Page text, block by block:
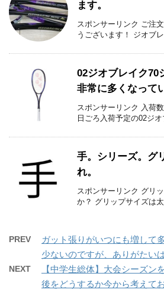
ます。
スポンサーリンク ご注
うございます！ ジオブレ
02ジオブレイク
非常に多くなって
スポンサーリンク 入荷
日ごろ入荷予定の02ジオ
手。シリーズ。グ
れ。
スポンサーリンク グリ
か？ グリップサイズは太
PREV
ガット張りがいつにも増して
少ないのですが、ありがたい
NEXT
【中学生総体】大会シーズン
後をどうするか今から考えて